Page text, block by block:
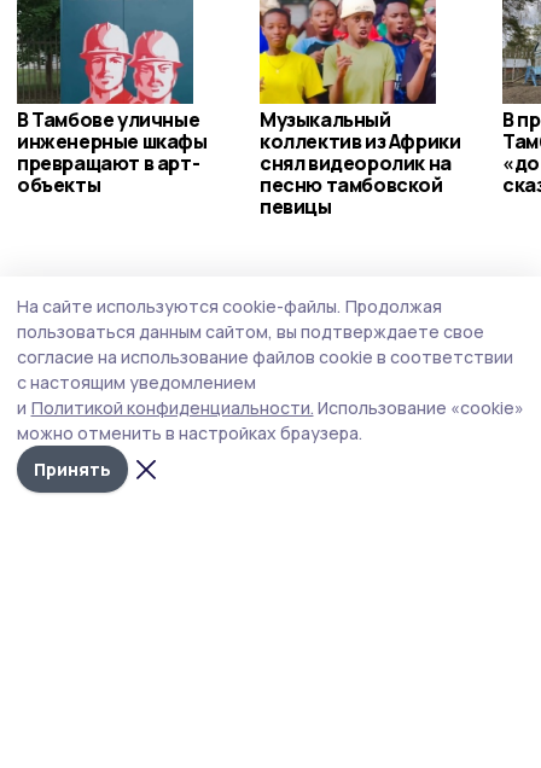
В Тамбове уличные
инженерные шкафы
превращают в арт-
объекты
Музыкальный
коллектив из Африки
снял видеоролик на
песню тамбовской
певицы
В
Тамбовские эксперты обсудили доклад об
итогах выдвижения кандидатов на
выборах 2026 года
Политологи и журналисты на площадке Общественной
палаты Тамбовской области обсудили итоги
выдвижения кандидатов на выборах 2026 года.
На сайте используются cookie-файлы. Продолжая
пользоваться данным сайтом, вы подтверждаете свое
согласие на использование файлов cookie в соответствии
с настоящим уведомлением
и Политикой конфиденциальности. Использование «cookie»
можно отменить в настройках браузера.
Принять